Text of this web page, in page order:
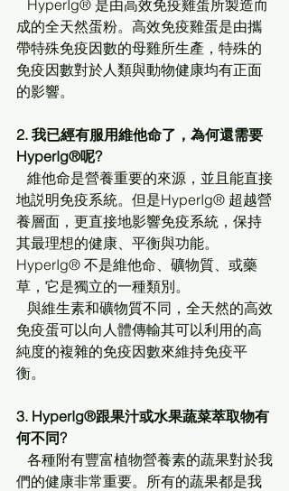
成的全天然蛋粉。高效免疫雞蛋是由攜
帶特殊免疫因數的母雞所生產，特殊的
免疫因數對於人類與動物健康均有正面
的影響。
2. 我已經有服用維他命了，為何還需要
HyperIg®呢?
地説明免疫系統。但是HyperIg® 超越營
養層面，更直接地影響免疫系統，保持
其最理想的健康、平衡與功能。
HyperIg® 不是維他命、礦物質、或藥
草，它是獨立的一種類別。
免疫蛋可以向人體傳輸其可以利用的高
純度的複雜的免疫因數來維持免疫平
衡。
3. HyperIg®跟果汁或水果蔬菜萃取物有
何不同?
們的健康非常重要。所有的蔬果都是我